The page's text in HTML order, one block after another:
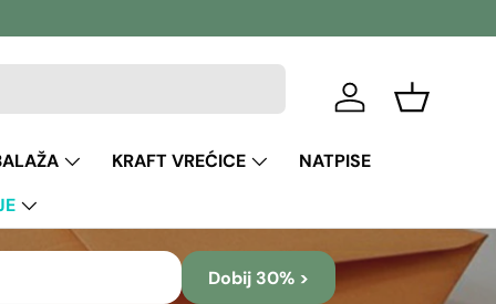
Prijava Košara
KRAFT VREĆICE
NATPISE
Dobij 30% >